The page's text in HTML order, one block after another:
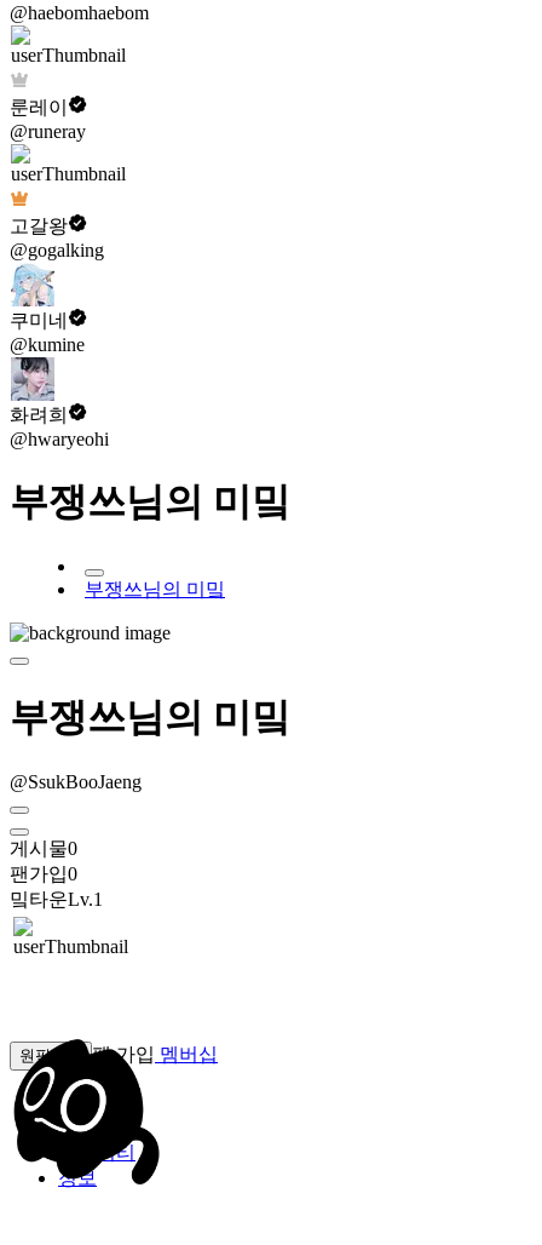
@haebomhaebom
룬레이
@runeray
고갈왕
@gogalking
쿠미네
@kumine
화려희
@hwaryeohi
부쟁쓰님의 미밐
부쟁쓰님의 미밐
부쟁쓰님의 미밐
@SsukBooJaeng
게시물0
팬가입0
밐타운Lv.1
원픽선택 팬 가입 멤버십
밐타운
피드
커뮤니티
정보